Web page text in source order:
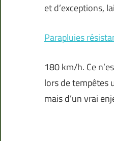
et d’exceptions,
Parapluies
180 km/h. Ce
lors de tempêtes
mais d’un vrai